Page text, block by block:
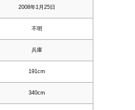
2008年1月25日
不明
兵庫
191cm
340cm